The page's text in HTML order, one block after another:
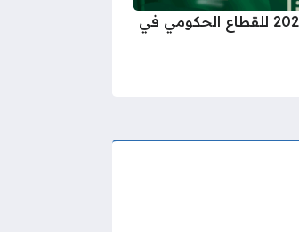
اجازة اليوم الوطني 2025 للقطاع الحكومي في